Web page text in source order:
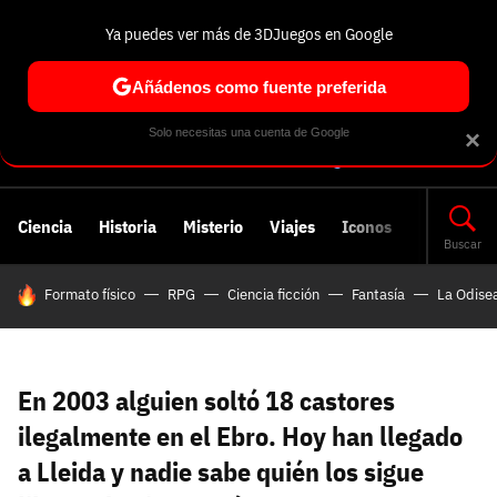
Ciencia Historia Misterio Viajes Iconos
Buscar
HOY SE HABLA DE
Formato físico RPG Ciencia ficción Fantasía La
En 2003 alguien soltó 18 castores
ilegalmente en el Ebro. Hoy han llegado
a Lleida y nadie sabe quién los sigue
Entra en 3DJuegos
Correo electrónico
Contraseña
Entra con Google
Regístrate en 3DJuegos
Correo electrónico
Contraseña (mínimo 6 caracteres)
Repetir contraseña
Nombre de usuario
Se usa para la dirección de tu página de usuario.
Piénsalo bien porque no podrás cambiarlo. Mínimo 3
Recuperar contraseña
Correo electrónico
Recuperar contraseña Cancelar
Te enviaremos un correo electrónico con un
Correo electrónico asociado a tu cuenta de
Facebook:
×
Ya puedes ver más de 3DJuegos en Google
Añádenos como fuente preferida
Solo necesitas una cuenta de Google